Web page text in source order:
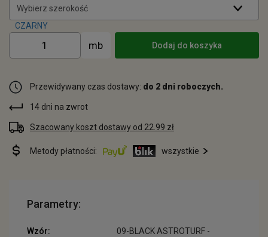
Wybierz szerokość
Dodaj do koszyka
Przewidywany czas dostawy: do 2 dni roboczych.
14 dni na zwrot
Szacowany koszt dostawy od 22.99 zł
Metody płatności: wszystkie
Parametry:
Wzór:
09-BLACK ASTROTURF -